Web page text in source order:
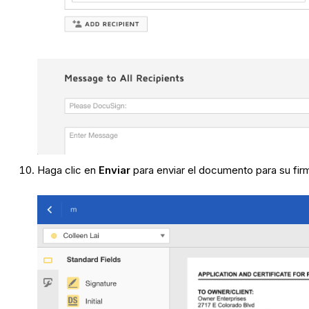
Haga clic en Enviar para enviar el documento para su